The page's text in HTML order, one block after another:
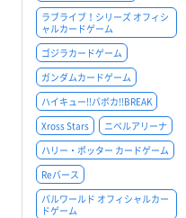
ラブライブ！シリーズ オフィシ
ャルカードゲーム
ゴジラカードゲーム
ガンダムカードゲーム
ハイキュー!!バボカ!!BREAK
Xross Stars
ニベルアリーナ
ハリー・ポッター カードゲーム
Reバース
パルワールド オフィシャルカー
ドゲーム